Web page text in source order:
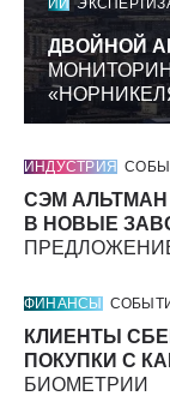
ИИ
ДВОЙНОЙ
ИНДУСТРИЯ
СЭМ
В НОВЫЕ
ФИНАНСЫ
КЛИЕНТЫ
ПОКУПКИ С
БИОМЕТРИИ